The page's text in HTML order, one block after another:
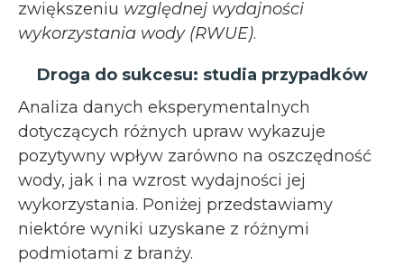
zwiększeniu względnej wydajności
wykorzystania wody (RWUE).
Droga do sukcesu: studia przypadków
Analiza danych eksperymentalnych
dotyczących różnych upraw wykazuje
pozytywny wpływ zarówno na oszczędność
wody, jak i na wzrost wydajności jej
wykorzystania. Poniżej przedstawiamy
niektóre wyniki uzyskane z różnymi
podmiotami z branży.